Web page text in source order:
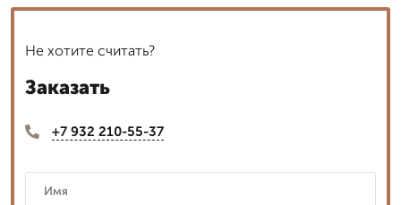
Не хотите считать?
Заказать
+7 932 210-55-37